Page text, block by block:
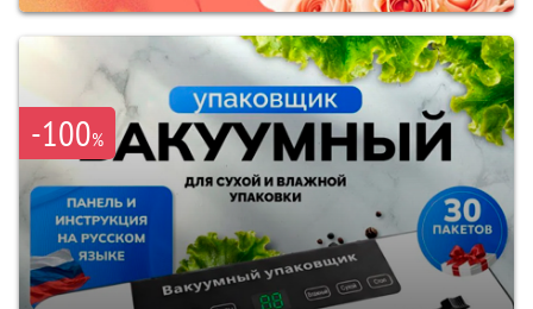
-100%